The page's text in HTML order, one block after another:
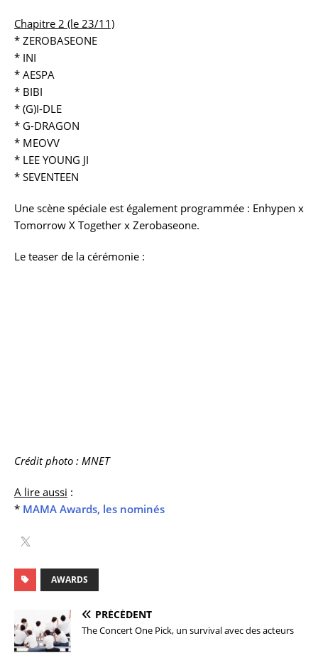
Chapitre 2 (le 23/11)
* ZEROBASEONE
* INI
* AESPA
* BIBI
* (G)I-DLE
* G-DRAGON
* MEOVV
* LEE YOUNG JI
* SEVENTEEN
Une scène spéciale est également programmée : Enhypen x
Tomorrow X Together x Zerobaseone.
Le teaser de la cérémonie :
Crédit photo : MNET
A lire aussi :
* MAMA Awards, les nominés
AWARDS
PRÉCÉDENT
The Concert One Pick, un survival avec des acteurs